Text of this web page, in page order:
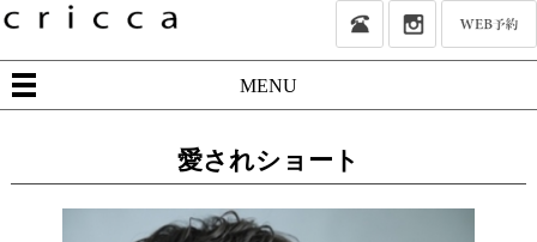
MENU
愛されショート